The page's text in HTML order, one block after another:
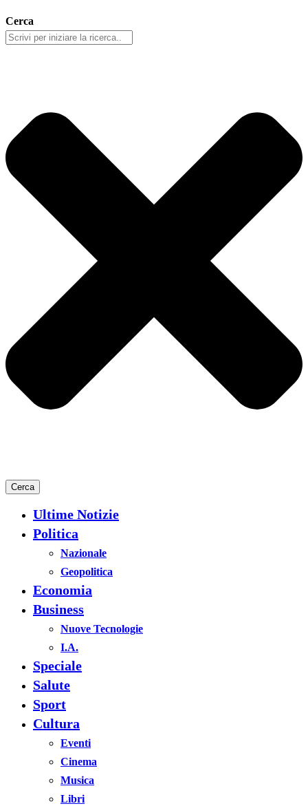
Cerca
Cerca
Ultime Notizie
Politica
Nazionale
Geopolitica
Economia
Business
Nuove Tecnologie
I.A.
Speciale
Salute
Sport
Cultura
Eventi
Cinema
Musica
Libri